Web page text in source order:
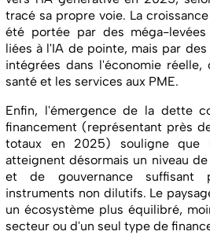
tracé sa propre voie. La
été portée par des méga-
liées à l'IA de pointe, mais par
intégrées dans l'économie
santé et les services aux PME.
Enfin, l'émergence de la dette
financement (représentant près
totaux en 2025) souligne que
atteignent désormais un niveau
et de gouvernance suffisant
instruments non dilutifs. Le
un écosystème plus équilibré,
secteur ou d'un seul type de